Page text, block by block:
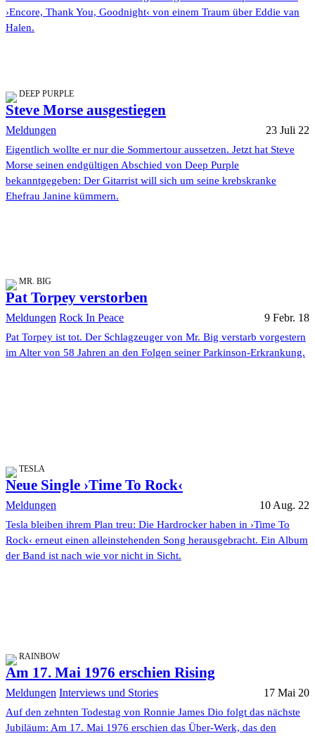
›Encore, Thank You, Goodnight‹ von einem Traum über Eddie van
Halen.
DEEP PURPLE
Steve Morse ausgestiegen
Meldungen 23 Juli 22
Eigentlich wollte er nur die Sommertour aussetzen. Jetzt hat Steve
Morse seinen endgültigen Abschied von Deep Purple
bekanntgegeben: Der Gitarrist will sich um seine krebskranke
Ehefrau Janine kümmern.
MR. BIG
Pat Torpey verstorben
Meldungen Rock In Peace 9 Febr. 18
Pat Torpey ist tot. Der Schlagzeuger von Mr. Big verstarb vorgestern
im Alter von 58 Jahren an den Folgen seiner Parkinson-Erkrankung.
TESLA
Neue Single ›Time To Rock‹
Meldungen 10 Aug. 22
Tesla bleiben ihrem Plan treu: Die Hardrocker haben in ›Time To
Rock‹ erneut einen alleinstehenden Song herausgebracht. Ein Album
der Band ist nach wie vor nicht in Sicht.
RAINBOW
Am 17. Mai 1976 erschien Rising
Meldungen Interviews und Stories 17 Mai 20
Auf den zehnten Todestag von Ronnie James Dio folgt das nächste
Jubiläum: Am 17. Mai 1976 erschien das Über-Werk, das den